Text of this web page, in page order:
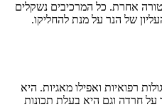
אחרת. כל המרכיבים נשקלים
של הנר על מנת להחליקו.
רפואיות ואפילו מאגיות. היא
על חרדה וגם היא בעלת תכונות